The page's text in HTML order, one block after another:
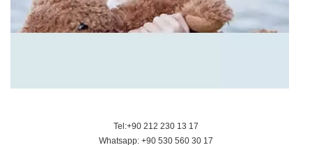
Tel:+90 212 230 13 17
Whatsapp: +90 530 560 30 17